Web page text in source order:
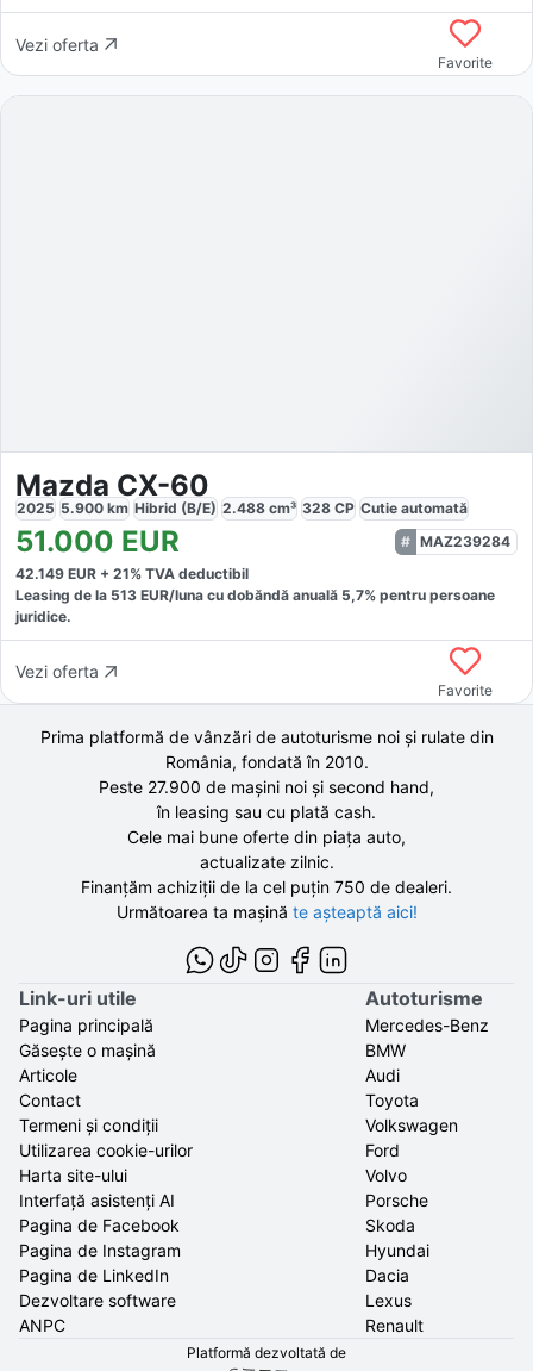
Vezi oferta
Favorite
Mazda CX-60
2025 5.900 km Hibrid (B/E) 2.488 cm³ 328 CP Cutie automată
51.000 EUR
MAZ239284
42.149 EUR + 21% TVA deductibil
Leasing de la 513 EUR/luna cu dobăndă anuală 5,7% pentru persoane
juridice.
Vezi oferta
Favorite
Prima platformă de vânzări de autoturisme noi și rulate din
România, fondată în 2010.
Peste 27.900 de mașini noi și second hand,
în leasing sau cu plată cash.
Cele mai bune oferte din piața auto,
actualizate zilnic.
Finanțăm achiziții de la cel puțin 750 de dealeri.
Următoarea ta mașină te așteaptă aici!
Link-uri utile
Pagina principală
Găsește o mașină
Articole
Contact
Termeni și condiții
Utilizarea cookie-urilor
Harta site-ului
Interfață asistenți AI
Pagina de Facebook
Pagina de Instagram
Pagina de LinkedIn
Dezvoltare software
ANPC
Autoturisme
Mercedes-Benz
BMW
Audi
Toyota
Volkswagen
Ford
Volvo
Porsche
Skoda
Hyundai
Dacia
Lexus
Renault
Platformă dezvoltată de